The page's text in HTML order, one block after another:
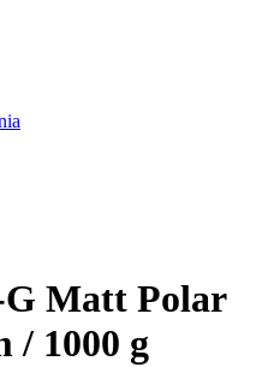
G Matt Polar
/ 1000 g